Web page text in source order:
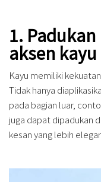
1. Padukan
aksen
Kayu memiliki
Tidak hanya
pada bagian luar,
juga dapat dipadukan
kesan yang lebih